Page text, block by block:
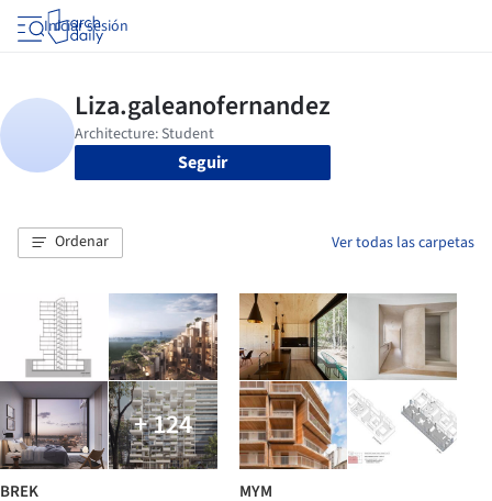
Iniciar sesión
Seguir
Ordenar Ver todas las carpetas
+ 124
BREK MYM